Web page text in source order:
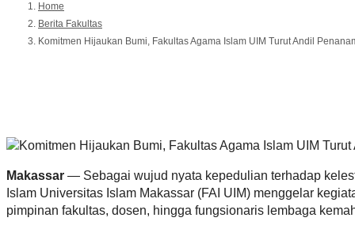
Home
Berita Fakultas
Komitmen Hijaukan Bumi, Fakultas Agama Islam UIM Turut Andil
Makassar — Sebagai wujud nyata kepedulian terhadap
Islam Universitas Islam Makassar (FAI UIM) menggelar
pimpinan fakultas, dosen, hingga fungsionaris lembaga